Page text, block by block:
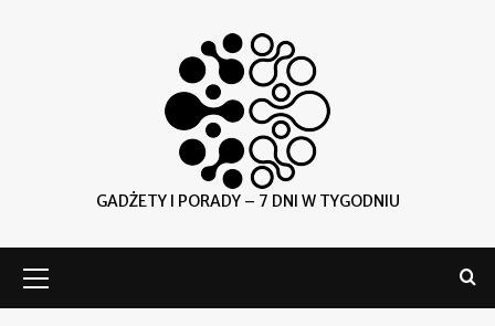
GADŻETY I PORADY – 7 DNI W TYGODNIU
główne